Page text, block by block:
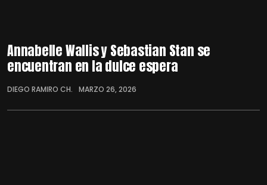
Annabelle Wallis y Sebastian Stan se
encuentran en la dulce espera
DIEGO RAMIRO CH. MARZO 26, 2026